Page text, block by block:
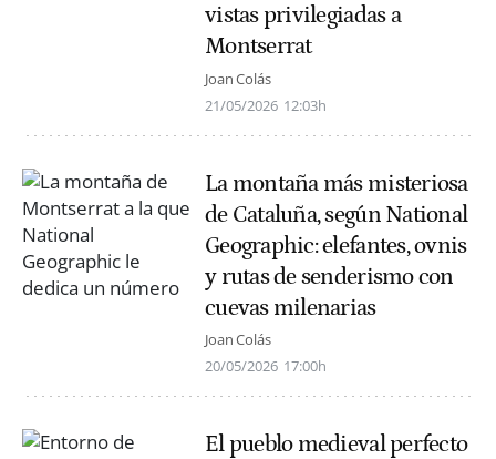
vistas privilegiadas a
Montserrat
Joan Colás
21/05/2026 12:03h
La montaña más misteriosa
de Cataluña, según National
Geographic: elefantes, ovnis
y rutas de senderismo con
cuevas milenarias
Joan Colás
20/05/2026 17:00h
El pueblo medieval perfecto